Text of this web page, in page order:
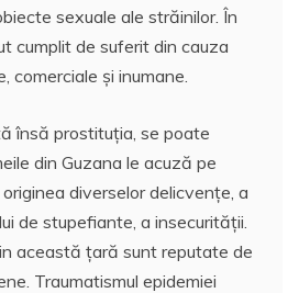
sexuale ale străinilor. În
cumplit de suferit din cauza
comerciale şi inumane.
însă prostituţia, se poate
din Guzana le acuză pe
diverselor delicvenţe, a
de stupefiante, a insecurităţii.
această ţară sunt reputate de
Traumatismul epidemiei